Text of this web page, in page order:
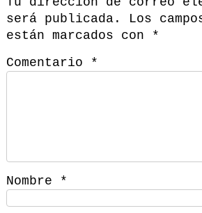
será publicada.
Los
están marcados con
*
Comentario
*
Nombre *